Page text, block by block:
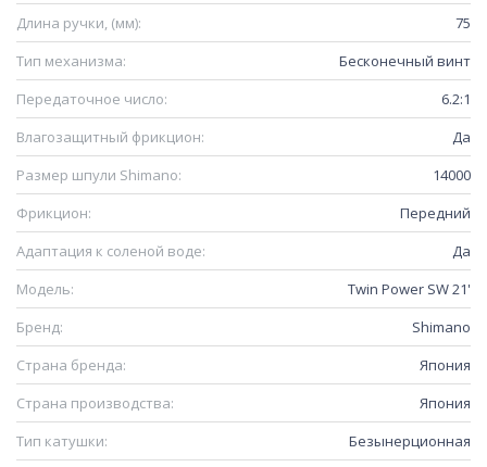
Длина ручки, (мм):
75
Тип механизма:
Бесконечный винт
Передаточное число:
6.2:1
Влагозащитный фрикцион:
Да
Размер шпули Shimano:
14000
Фрикцион:
Передний
Адаптация к соленой воде:
Да
Модель:
Twin Power SW 21'
Бренд:
Shimano
Страна бренда:
Япония
Страна производства:
Япония
Тип катушки:
Безынерционная